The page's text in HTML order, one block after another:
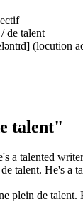
de talent
(locution
talent"
a talented
de talent. He's a
plein de talent.